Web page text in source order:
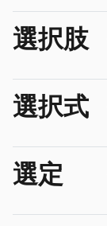
選択肢
選択式
選定